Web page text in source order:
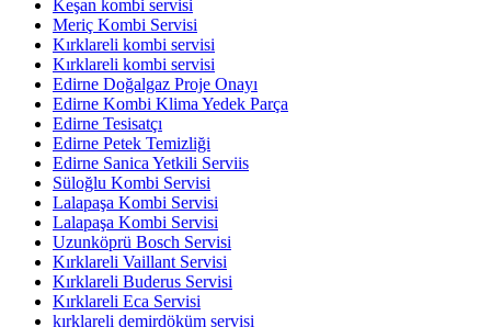
Keşan kombi servisi
Meriç Kombi Servisi
Kırklareli kombi servisi
Kırklareli kombi servisi
Edirne Doğalgaz Proje Onayı
Edirne Kombi Klima Yedek Parça
Edirne Tesisatçı
Edirne Petek Temizliği
Edirne Sanica Yetkili Serviis
Süloğlu Kombi Servisi
Lalapaşa Kombi Servisi
Lalapaşa Kombi Servisi
Uzunköprü Bosch Servisi
Kırklareli Vaillant Servisi
Kırklareli Buderus Servisi
Kırklareli Eca Servisi
kırklareli demirdöküm servisi